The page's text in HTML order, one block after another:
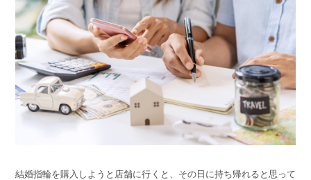
結婚指輪を購入しようと店舗に行くと、その日に持ち帰れると思って